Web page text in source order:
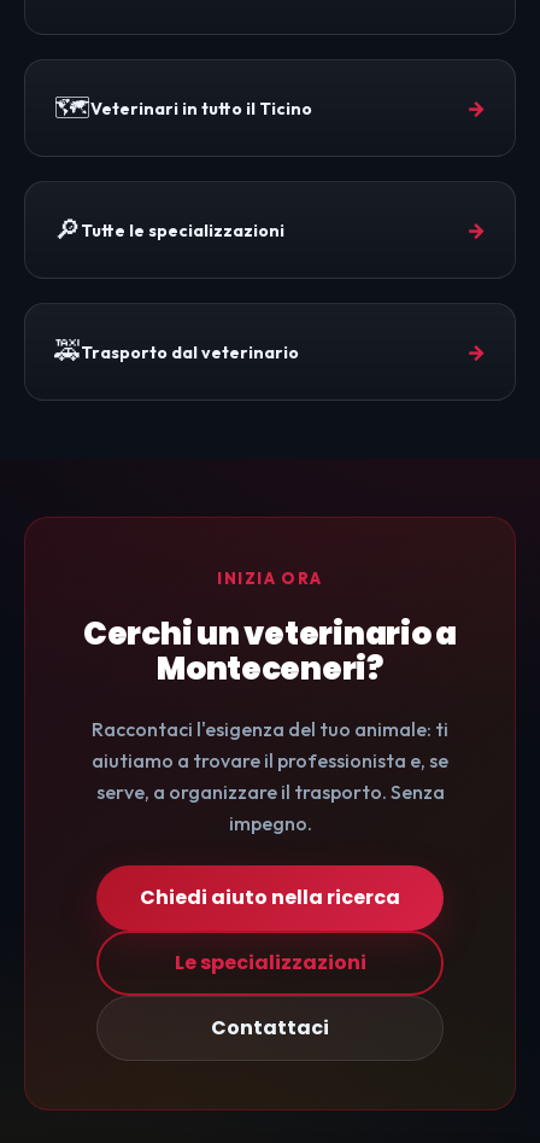
🗺️Veterinari in tutto il Ticino →
🔎Tutte le specializzazioni →
🚕Trasporto dal veterinario →
INIZIA ORA
Cerchi un veterinario a
Monteceneri?
Raccontaci l'esigenza del tuo animale: ti
aiutiamo a trovare il professionista e, se
serve, a organizzare il trasporto. Senza
impegno.
Chiedi aiuto nella ricerca
Le specializzazioni
Contattaci